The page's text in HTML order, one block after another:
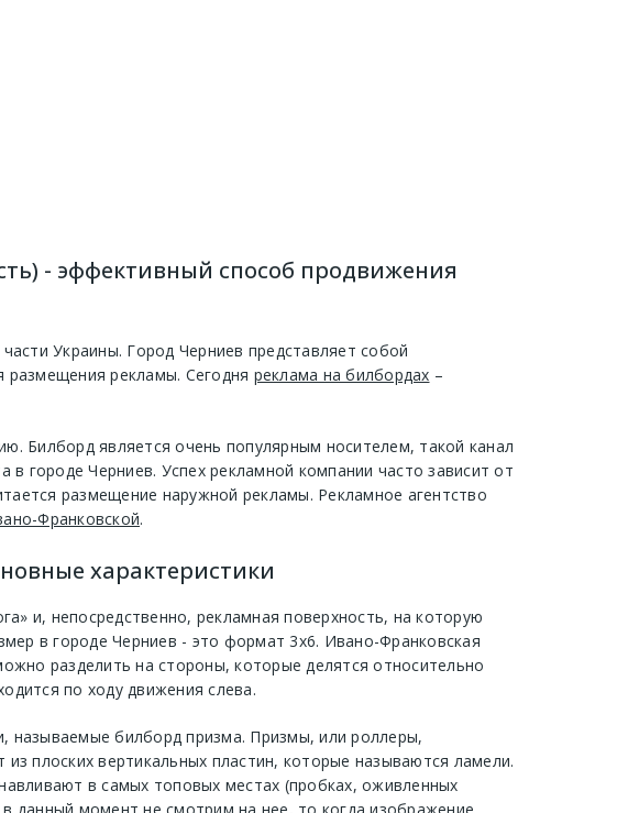
- эффективный способ продвижения
Украины. Город Черниев представляет собой
рекламы. Сегодня реклама на билбордах –
Билборд является очень популярным носителем, такой канал
городе Черниев. Успех рекламной компании часто зависит от
размещение наружной рекламы. Рекламное агентство
Франковской.
характеристики
и, непосредственно, рекламная поверхность, на которую
в городе Черниев - это формат 3х6. Ивано-Франковская
разделить на стороны, которые делятся относительно
по ходу движения слева.
называемые билборд призма. Призмы, или роллеры,
плоских вертикальных пластин, которые называются ламели.
в самых топовых местах (пробках, оживленных